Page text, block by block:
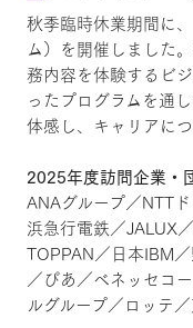
秋季臨時休業期間に
ム）を開催しました
務内容を体験するビ
ったプログラムを通
体感し、キャリアに
2025年度訪問企業・
ANAグループ／NTT
浜急行電鉄／JALUX
TOPPAN／日本IBM
／ぴあ／ベネッセコ
ルグループ／ロッテ